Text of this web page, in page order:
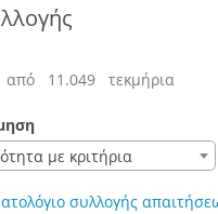
11.049 τεκμήρια
με κριτήρια
συλλογής